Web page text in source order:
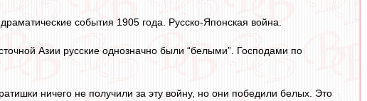
события 1905 года. Русско-Японская война.
Азии русские однозначно были “белыми”. Господами по
ничего не получили за эту войну, но они победили белых. Это